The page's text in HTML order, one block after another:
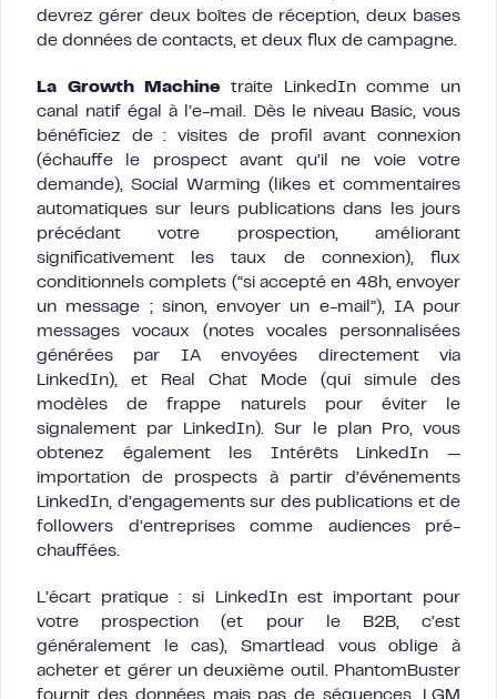
devrez gérer deux boîtes de réception, deux bases
de données de contacts, et deux flux de campagne.
La Growth Machine traite LinkedIn comme un
canal natif égal à l’e-mail. Dès le niveau Basic, vous
bénéficiez de : visites de profil avant connexion
(échauffe le prospect avant qu’il ne voie votre
demande), Social Warming (likes et commentaires
automatiques sur leurs publications dans les jours
précédant votre prospection, améliorant
significativement les taux de connexion), flux
conditionnels complets (“si accepté en 48h, envoyer
un message ; sinon, envoyer un e-mail”), IA pour
messages vocaux (notes vocales personnalisées
générées par IA envoyées directement via
LinkedIn), et Real Chat Mode (qui simule des
modèles de frappe naturels pour éviter le
signalement par LinkedIn). Sur le plan Pro, vous
obtenez également les Intérêts LinkedIn —
importation de prospects à partir d’événements
LinkedIn, d’engagements sur des publications et de
followers d’entreprises comme audiences pré-
chauffées.
L’écart pratique : si LinkedIn est important pour
votre prospection (et pour le B2B, c’est
généralement le cas), Smartlead vous oblige à
acheter et gérer un deuxième outil. PhantomBuster
fournit des données mais pas de séquences. LGM